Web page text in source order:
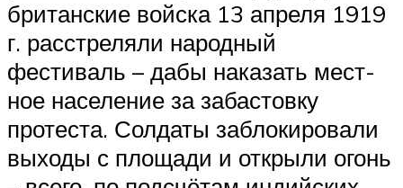
британские войска 13 апреля 1919
г. расстреляли народный
фестиваль – дабы наказать мест­
ное население за забастовку
протеста. Солдаты заблокировали
выходы с площади и открыли огонь